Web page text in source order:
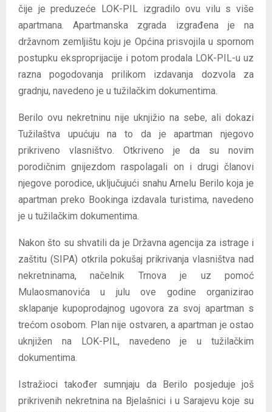
čije je preduzeće LOK-PIL izgradilo ovu vilu s više
apartmana. Apartmanska zgrada izgrađena je na
državnom zemljištu koju je Općina prisvojila u spornom
postupku eksproprijacije i potom prodala LOK-PIL-u uz
razna pogodovanja prilikom izdavanja dozvola za
gradnju, navedeno je u tužilačkim dokumentima.
Berilo ovu nekretninu nije uknjižio na sebe, ali dokazi
Tužilaštva upućuju na to da je apartman njegovo
prikriveno vlasništvo. Otkriveno je da su novim
porodičnim gnijezdom raspolagali on i drugi članovi
njegove porodice, uključujući snahu Arnelu Berilo koja je
apartman preko Bookinga izdavala turistima, navedeno
je u tužilačkim dokumentima.
Nakon što su shvatili da je Državna agencija za istrage i
zaštitu (SIPA) otkrila pokušaj prikrivanja vlasništva nad
nekretninama, načelnik Trnova je uz pomoć
Mulaosmanovića u julu ove godine organizirao
sklapanje kupoprodajnog ugovora za svoj apartman s
trećom osobom. Plan nije ostvaren, a apartman je ostao
uknjižen na LOK-PIL, navedeno je u tužilačkim
dokumentima.
Istražioci također sumnjaju da Berilo posjeduje još
prikrivenih nekretnina na Bjelašnici i u Sarajevu koje su